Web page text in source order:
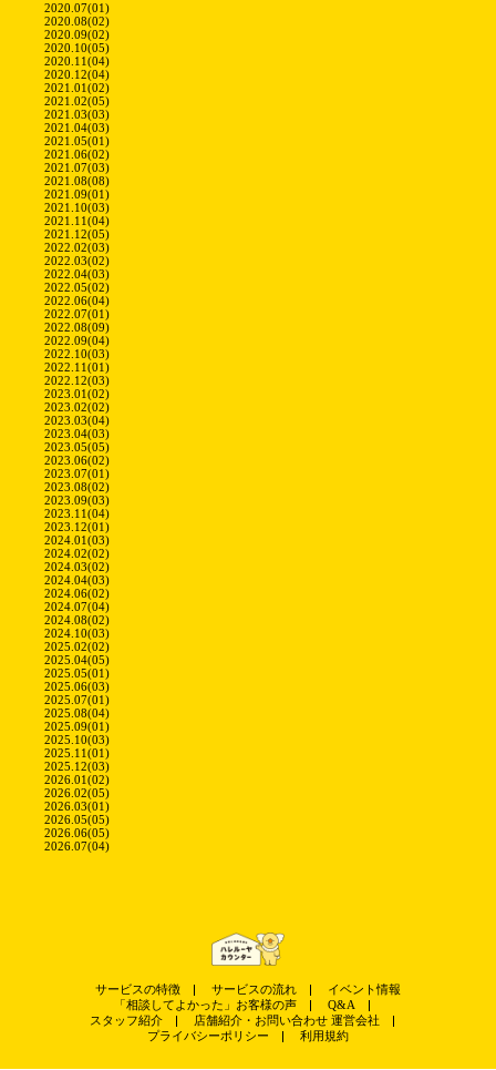
2020.07(01)
2020.08(02)
2020.09(02)
2020.10(05)
2020.11(04)
2020.12(04)
2021.01(02)
2021.02(05)
2021.03(03)
2021.04(03)
2021.05(01)
2021.06(02)
2021.07(03)
2021.08(08)
2021.09(01)
2021.10(03)
2021.11(04)
2021.12(05)
2022.02(03)
2022.03(02)
2022.04(03)
2022.05(02)
2022.06(04)
2022.07(01)
2022.08(09)
2022.09(04)
2022.10(03)
2022.11(01)
2022.12(03)
2023.01(02)
2023.02(02)
2023.03(04)
2023.04(03)
2023.05(05)
2023.06(02)
2023.07(01)
2023.08(02)
2023.09(03)
2023.11(04)
2023.12(01)
2024.01(03)
2024.02(02)
2024.03(02)
2024.04(03)
2024.06(02)
2024.07(04)
2024.08(02)
2024.10(03)
2025.02(02)
2025.04(05)
2025.05(01)
2025.06(03)
2025.07(01)
2025.08(04)
2025.09(01)
2025.10(03)
2025.11(01)
2025.12(03)
2026.01(02)
2026.02(05)
2026.03(01)
2026.05(05)
2026.06(05)
2026.07(04)
サービスの特徴 サービスの流れ
イベント情報
「相談してよかった」お客様の声
Q&A
スタッフ紹介
店舗紹介・お問い合わせ 運営会社
プライバシーポリシー
利用規約